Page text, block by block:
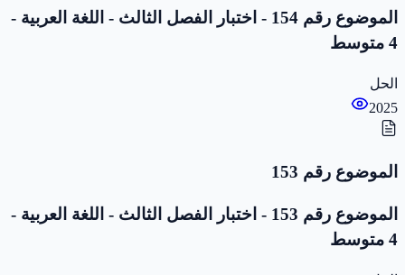
الموضوع رقم 154 - اختبار الفصل الثالث - اللغة العربية -
4 متوسط
الحل
2025
الموضوع رقم 153
الموضوع رقم 153 - اختبار الفصل الثالث - اللغة العربية -
4 متوسط